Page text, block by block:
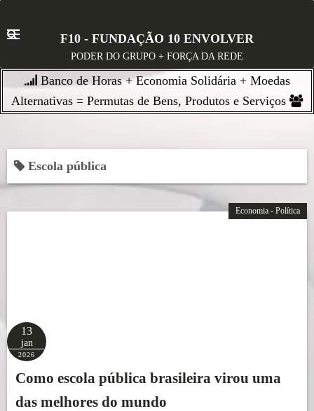
c
e
F10 - FUNDAÇÃO 10 ENVOLVER
PODER DO GRUPO + FORÇA DA REDE
Banco de Horas + Economia Solidária + Moedas
Alternativas = Permutas de Bens, Produtos e Serviços
Escola pública
Economia - Política
13
jan
2026
Como escola pública brasileira virou uma
das melhores do mundo